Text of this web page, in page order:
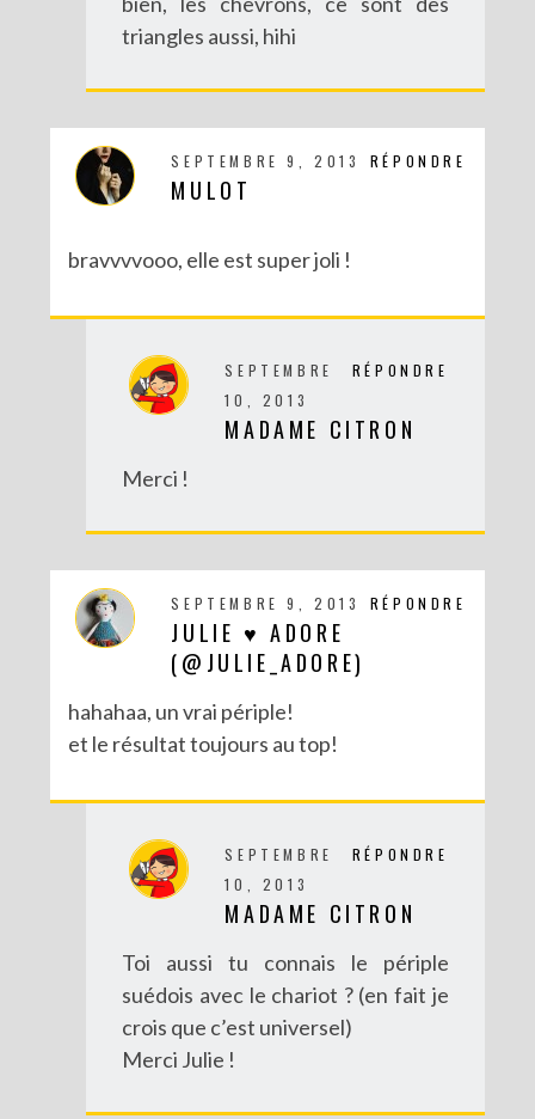
triangles aussi, hihi
RÉPONDRE
SEPTEMBRE 9, 2013
MULOT
bravvvvooo, elle est super joli !
RÉPONDRE
SEPTEMBRE
10, 2013
MADAME CITRON
Merci !
RÉPONDRE
SEPTEMBRE 9, 2013
JULIE ♥ ADORE
(@JULIE_ADORE)
hahahaa, un vrai périple!
et le résultat toujours au top!
RÉPONDRE
SEPTEMBRE
10, 2013
MADAME CITRON
Toi aussi tu connais le périple
suédois avec le chariot ? (en fait je
crois que c’est universel)
Merci Julie !